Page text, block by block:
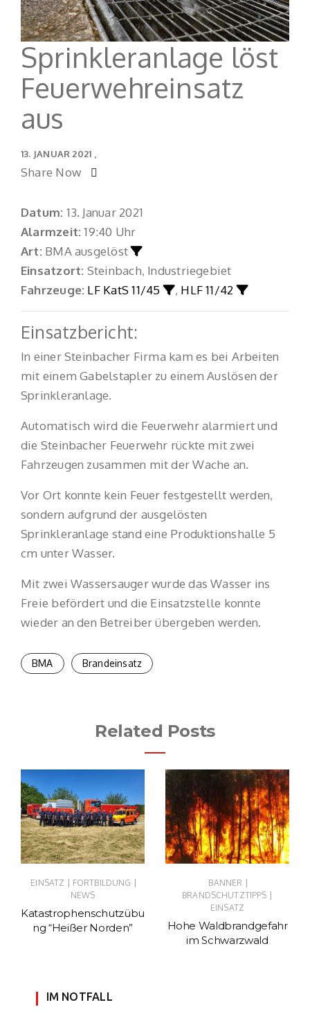
Sprinkleranlage löst
Feuerwehreinsatz
aus
13. JANUAR 2021
Share Now
Datum: 13. Januar 2021
Alarmzeit:19:40 Uhr
Art:BMA ausgelöst
Einsatzort: Steinbach, Industriegebiet
Fahrzeuge: LF KatS 11/45 , HLF 11/42
Einsatzbericht:
In einer Steinbacher Firma kam es bei Arbeiten
mit einem Gabelstapler zu einem Auslösen der
Sprinkleranlage.
Automatisch wird die Feuerwehr alarmiert und
die Steinbacher Feuerwehr rückte mit zwei
Fahrzeugen zusammen mit der Wache an.
Vor Ort konnte kein Feuer festgestellt werden,
sondern aufgrund der ausgelösten
Sprinkleranlage stand eine Produktionshalle 5
cm unter Wasser.
Mit zwei Wassersauger wurde das Wasser ins
Freie befördert und die Einsatzstelle konnte
wieder an den Betreiber übergeben werden.
BMA Brandeinsatz
Related Posts
EINSATZ | FORTBILDUNG |
NEWS
Katastrophenschutzübu
ng “Heißer Norden”
BANNER |
BRANDSCHUTZTIPPS |
EINSATZ
Hohe Waldbrandgefahr
im Schwarzwald
IM NOTFALL